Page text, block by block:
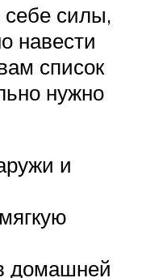
себе силы,
навести
список
нужно
и
домашней